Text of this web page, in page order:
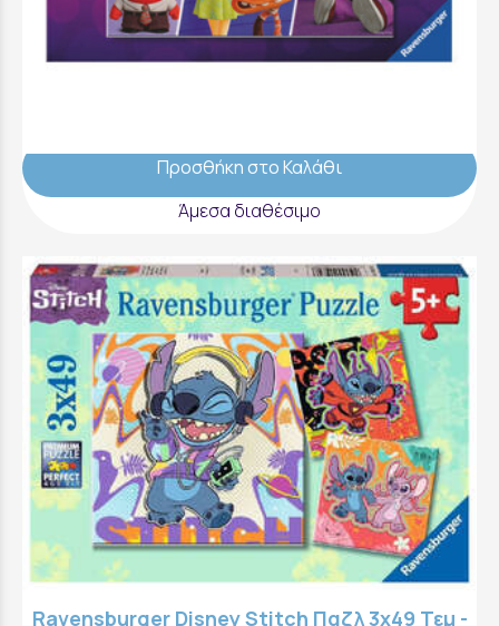
Ravensburger Παζλ 200XXL τεμ. Τα Μυαλά
Προσθήκη στο Καλάθι
Άμεσα διαθέσιμο
Ravensburger Disney Stitch Παζλ 3x49 Τεμ -